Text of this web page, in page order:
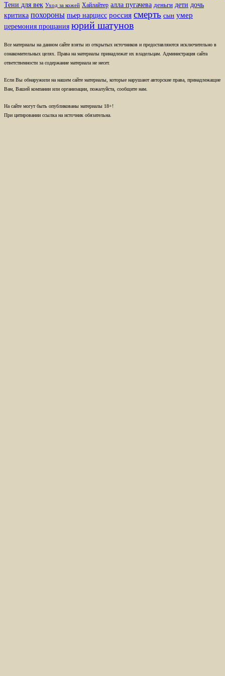
Тени для век Уход за кожей Хайлайтер алла пугачева деньги дети дочь
критика похороны пьер нарцисс россия смерть сын умер
церемония прощания юрий шатунов
Все материалы на данном сайте взяты из открытых источников и предоставляются исключительно в
ознакомительных целях. Права на материалы принадлежат их владельцам. Администрация сайта
ответственности за содержание материала не несет.
Если Вы обнаружили на нашем сайте материалы, которые нарушают авторские права, принадлежащие
Вам, Вашей компании или организации, пожалуйста, сообщите нам.
На сайте могут быть опубликованы материалы 18+!
При цитировании ссылка на источник обязательна.